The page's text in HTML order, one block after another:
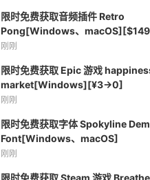
限时免费获取音频插件 Retro
Pong[Windows、
刚刚
限时免费获取 Epic 游戏
market[Windows][¥3→0]
刚刚
限时免费获取字体 Spokyline
Font[Windows、macOS]
刚刚
限时免费获取 Steam 游戏